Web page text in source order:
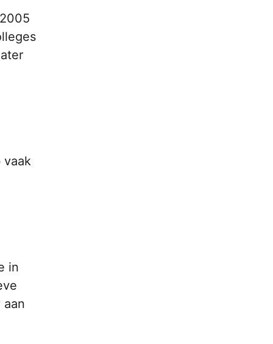
vaak
in
aan